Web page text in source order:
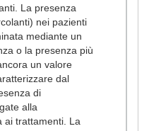
La presenza
nei pazienti
mediante un
o la presenza più
un valore
dal
di
alla
ai trattamenti. La